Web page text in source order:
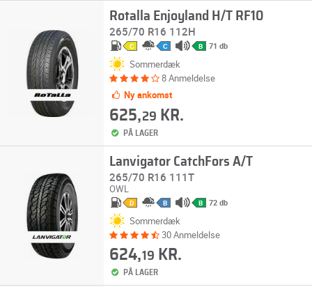
Rotalla Enjoyland H/T RF10
265/70 R16 112H
C C B 71 db
Sommerdæk
8 Anmeldelse
Ny ankomst
625,29 KR.
PÅ LAGER
Lanvigator CatchFors A/T
265/70 R16 111T
OWL
D B B 72 db
Sommerdæk
30 Anmeldelse
624,19 KR.
PÅ LAGER